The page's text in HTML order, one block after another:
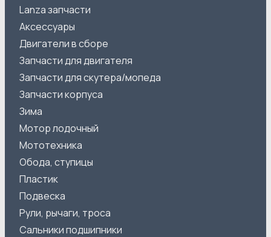
Lanza запчасти
Аксессуары
Двигатели в сборе
Запчасти для двигателя
Запчасти для скутера/мопеда
Запчасти корпуса
Зима
Мотор лодочный
Мототехника
Обода, ступицы
Пластик
Подвеска
Рули, рычаги, троса
Сальники подшипники